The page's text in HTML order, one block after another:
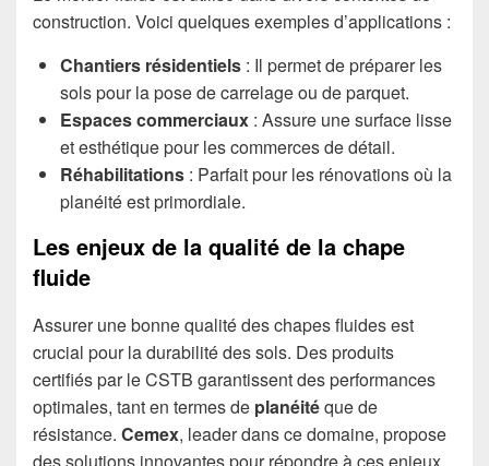
construction. Voici quelques exemples d’applications :
Chantiers résidentiels : Il permet de préparer les
sols pour la pose de carrelage ou de parquet.
Espaces commerciaux : Assure une surface lisse
et esthétique pour les commerces de détail.
Réhabilitations : Parfait pour les rénovations où la
planéité est primordiale.
Les enjeux de la qualité de la chape
fluide
Assurer une bonne qualité des chapes fluides est
crucial pour la durabilité des sols. Des produits
certifiés par le CSTB garantissent des performances
optimales, tant en termes de planéitéque de
résistance. Cemex, leader dans ce domaine, propose
des solutions innovantes pour répondre à ces enjeux.